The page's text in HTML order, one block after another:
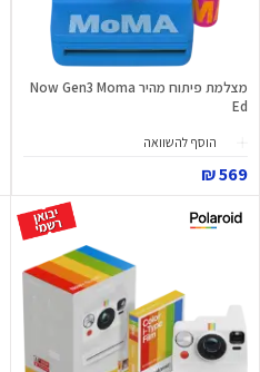
מצלמת פיתוח מהיר Now Gen3 Moma
Ed
הוסף להשוואה
569 ₪